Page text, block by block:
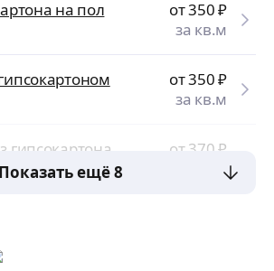
на пол от 350₽
за кв.м
от 350₽
за кв.м
гипсокартона от 370₽
за пог.м
Показать ещё 8